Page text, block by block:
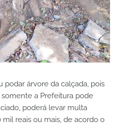
podar árvore da calçada, pois
a Prefeitura pode
poderá levar multa
reais ou mais, de acordo o